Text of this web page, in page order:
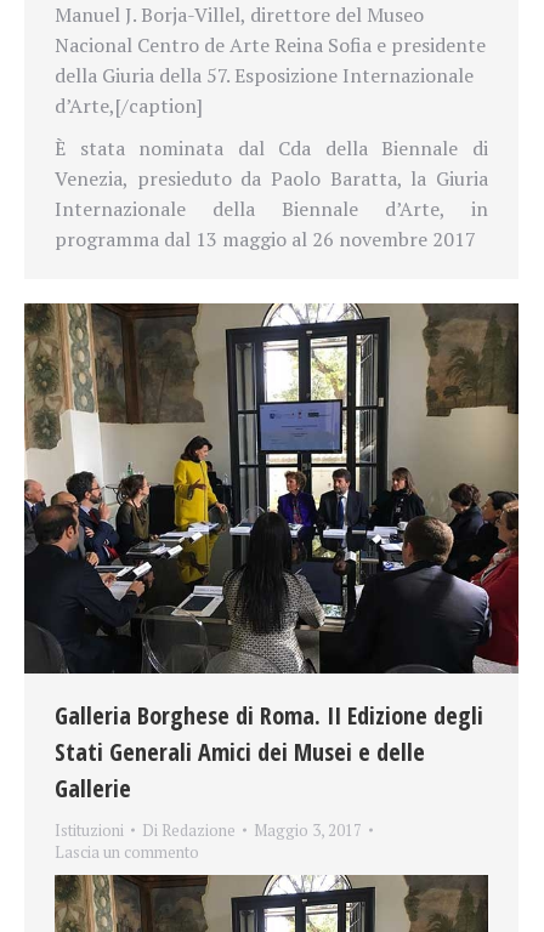
Manuel J. Borja-Villel, direttore del Museo
Nacional Centro de Arte Reina Sofia e presidente
della Giuria della 57. Esposizione Internazionale
d’Arte,[/caption]
È stata nominata dal Cda della Biennale di
Venezia, presieduto da Paolo Baratta, la Giuria
Internazionale della Biennale d’Arte, in
programma dal 13 maggio al 26 novembre 2017
Galleria Borghese di Roma. II Edizione degli
Stati Generali Amici dei Musei e delle
Gallerie
Istituzioni Di Redazione
Maggio 3, 2017
Lascia un commento